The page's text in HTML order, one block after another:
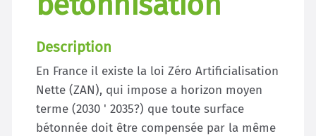
Description
En France il existe la loi Zéro Artificialisation
Nette (ZAN), qui impose a horizon moyen
terme (2030 ' 2035?) que toute surface
bétonnée doit être compensée par la même